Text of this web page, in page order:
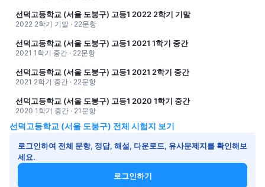
선덕고등학교 (서울 도봉구) 고등1 2022 2학기 기말
2022 2학기 기말 · 22문항
선덕고등학교 (서울 도봉구) 고등1 2021 1학기 중간
2021 1학기 중간 · 22문항
선덕고등학교 (서울 도봉구) 고등1 2021 2학기 중간
2021 2학기 중간 · 22문항
선덕고등학교 (서울 도봉구) 고등1 2020 1학기 중간
2020 1학기 중간 · 21문항
선덕고등학교 (서울 도봉구) 전체 시험지 보기
로그인하여 전체 문항, 정답, 해설, 다운로드, 유사문제지를 확인해보
세요.
로그인하기